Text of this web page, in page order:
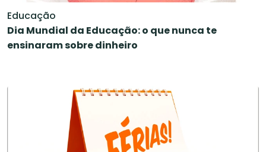
Educação
Dia Mundial da Educação: o que nunca te
ensinaram sobre dinheiro